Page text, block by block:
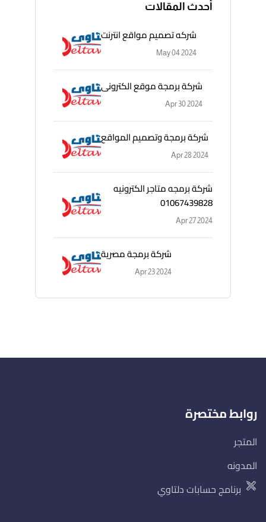
أحدث المقالات
شركه تصميم مواقع انترنت
May 04 2024
شركة برمجة موقع الكترونى
Apr 30 2024
شركة برمجة وتصميم المواقع
Apr 28 2024
شركة برمجه متاجر الكترونيه
01067439828
Apr 27 2024
شركة برمجة مصرية
Apr 23 2024
روابط مختصرة
المتجر
المدونه
برنامج حسابات دلتاوي